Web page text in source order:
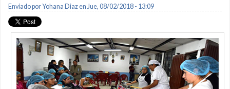
Enviado porYohana Diazen Jue, 08/02/2018 - 13:09